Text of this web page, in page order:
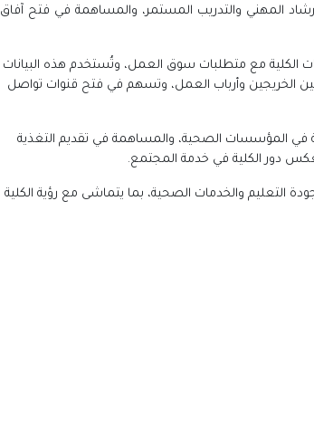
المهني والتدريب المستمر، والمساهمة في فتح آفاق
الكلية مع متطلبات سوق العمل، وتُستخدم هذه البيانات
بين الخريجين وأرباب العمل، وتسهم في فتح قنوات تواصل
في المؤسسات الصحية، والمساهمة في تقديم التغذية
دور الكلية في خدمة المجتمع.
التعليم والخدمات الصحية، بما يتماشى مع رؤية الكلية